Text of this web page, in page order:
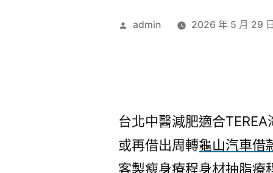
作
admin 2026 年 5 月 29 日
台北中醫減肥適合
或再借出周轉龜山汽車借
客製瘦身療程身材抽脂療